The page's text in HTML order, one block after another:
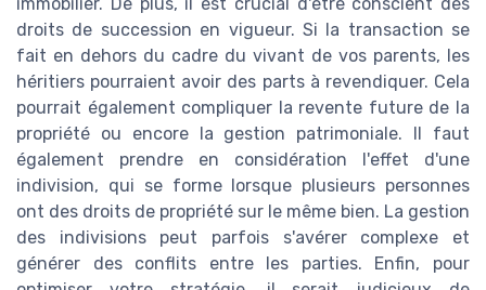
droits de succession en vigueur. Si la transaction se
fait en dehors du cadre du vivant de vos parents, les
héritiers pourraient avoir des parts à revendiquer. Cela
pourrait également compliquer la revente future de la
propriété ou encore la gestion patrimoniale. Il faut
également prendre en considération l'effet d'une
indivision, qui se forme lorsque plusieurs personnes
ont des droits de propriété sur le même bien. La gestion
des indivisions peut parfois s'avérer complexe et
générer des conflits entre les parties. Enfin, pour